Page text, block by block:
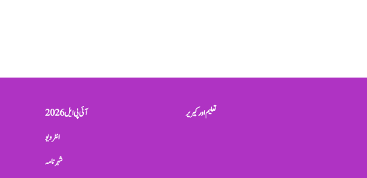
آئی پی ایل 2026
انٹرویو
شہرنامہ
تعلیم اور کیریر